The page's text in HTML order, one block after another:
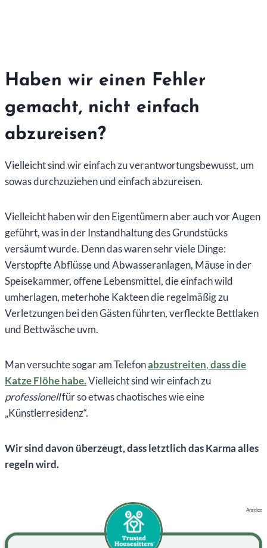
Haben wir einen Fehler
gemacht, nicht einfach
abzureisen?
Vielleicht sind wir einfach zu verantwortungsbewusst, um
sowas durchzuziehen und einfach abzureisen.
Vielleicht haben wir den Eigentümern aber auch vor Augen
geführt, was in der Instandhaltung des Grundstücks
versäumt wurde. Denn das waren sehr viele Dinge:
Verstopfte Abflüsse und Abwasseranlagen, Mäuse in der
Speisekammer, offene Lebensmittel, die einfach wild
umherlagen, meterhohe Kakteen die regelmäßig zu
Verletzungen bei den Gästen führten, verfleckte Bettlaken
und Bettwäsche uvm.
Man versuchte sogar am Telefonabzustreiten,dass die
Katze Flöhe habe.Vielleicht sind wir einfach zu
professionellfür so etwas chaotisches wie eine
„Künstlerresidenz“.
Wir sind davon überzeugt, dass letztlich das Karma alles
regeln wird.
Anzeige